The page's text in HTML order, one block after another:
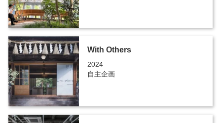
With Others
2024
自主企画